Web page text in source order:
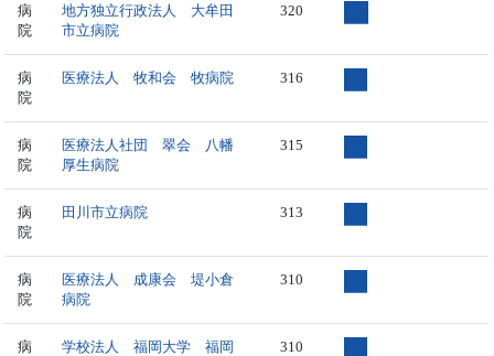
病
院
地方独立行政法人 大牟田
市立病院
320
病
院
医療法人 牧和会 牧病院 316
病
院
医療法人社団 翠会 八幡
厚生病院
315
病
院
田川市立病院 313
病
院
医療法人 成康会 堤小倉
病院
310
病
学校法人 福岡大学 福岡
310